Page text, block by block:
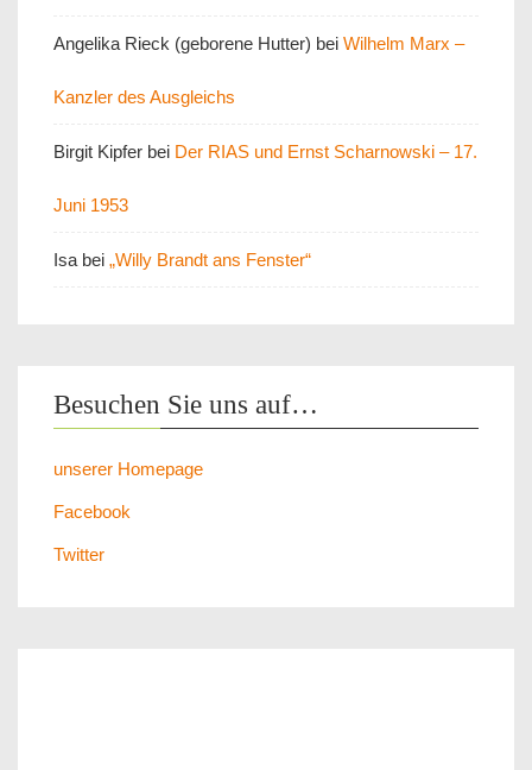
Angelika Rieck (geborene Hutter) bei Wilhelm Marx –
Kanzler des Ausgleichs
Birgit Kipfer bei Der RIAS und Ernst Scharnowski – 17.
Juni 1953
Isa bei „Willy Brandt ans Fenster“
Besuchen Sie uns auf…
unserer Homepage
Facebook
Twitter